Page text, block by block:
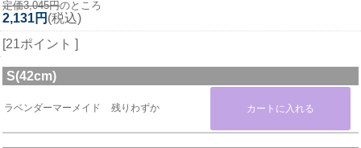
定価3,045円のところ
2,131円 (税込)
[21ポイント ]
S(42cm)
ラベンダーマーメイド 残りわずか